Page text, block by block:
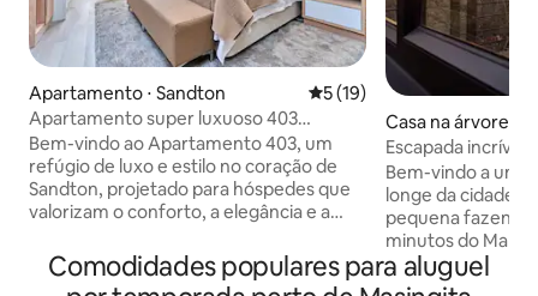
Apartamento ⋅ Sandton 5 de uma avaliação média
5 (19)
Apartamento super luxuoso 403
Sandton Skye
Bem-vindo ao Apartamento 403, um
refúgio de luxo e estilo no coração de
Sandton, projetado para hóspedes que
valorizam o conforto, a elegância e a
lindamente projetado oferece uma
experiência moderna em estilo de hotel,
Casa na árvore ⋅
Escapada incrível
imersa na
Bem-vindo a um
longe da cidade
pequena
minutos do Mall
para se encantar
nossa tranquila
Comodidades populares para aluguel